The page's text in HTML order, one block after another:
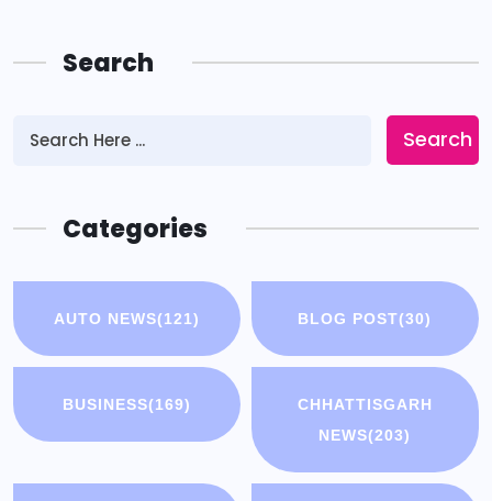
Search
Search
Categories
AUTO NEWS(121) BLOG POST(30)
BUSINESS(169)
CHHATTISGARH
NEWS(203)